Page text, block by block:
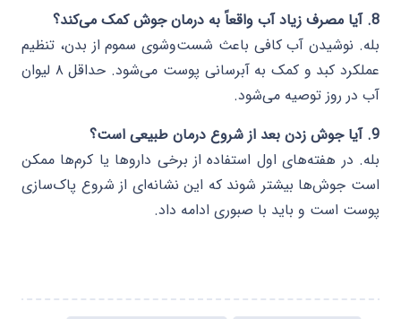
8. آیا مصرف زیاد آب واقعاً به درمان جوش کمک می‌کند؟
بله. نوشیدن آب کافی باعث شست‌وشوی سموم از بدن، تنظیم
عملکرد کبد و کمک به آبرسانی پوست می‌شود. حداقل ۸ لیوان
آب در روز توصیه می‌شود.
9. آیا جوش زدن بعد از شروع درمان طبیعی است؟
بله. در هفته‌های اول استفاده از برخی داروها یا کرم‌ها ممکن
است جوش‌ها بیشتر شوند که این نشانه‌ای از شروع پاک‌سازی
پوست است و باید با صبوری ادامه داد.